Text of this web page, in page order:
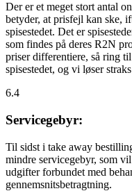
Der er et meget stort antal
betyder, at prisfejl kan ske,
spisestedet. Det er
som findes på deres R2N
priser differentiere, så ring
spisestedet, og vi løser
6.4
Servicegebyr:
Til sidst i take away
mindre servicegebyr, som
udgifter forbundet med
gennemsnitsbetragtning.